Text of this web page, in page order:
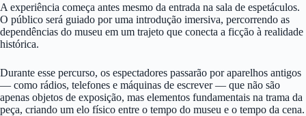
A experiência começa antes mesmo da entrada na sala de espetáculos.
O público será guiado por uma introdução imersiva, percorrendo as
dependências do museu em um trajeto que conecta a ficção à realidade
histórica.
Durante esse percurso, os espectadores passarão por aparelhos antigos
— como rádios, telefones e máquinas de escrever — que não são
apenas objetos de exposição, mas elementos fundamentais na trama da
peça, criando um elo físico entre o tempo do museu e o tempo da cena.